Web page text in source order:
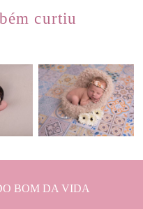
curtiu
1831 0
BOM DA VIDA